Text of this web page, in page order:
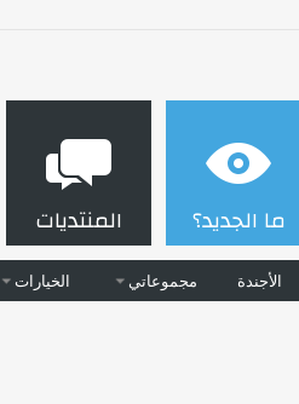
ما الجديد؟ المنتديات
الأجندة مجموعاتي الخيارات